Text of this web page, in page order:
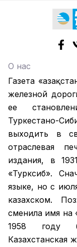
О нас
Газета
железной
ее
Туркестано-
выходить в
отраслевая
издания, в
«Турксиб».
языке, но с
казахском.
сменила имя на
1958 году
Казахстанская